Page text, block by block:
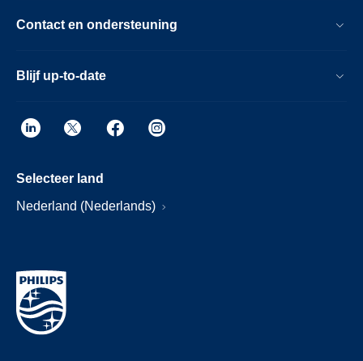
Contact en ondersteuning
Blijf up-to-date
Selecteer land
Nederland (Nederlands)